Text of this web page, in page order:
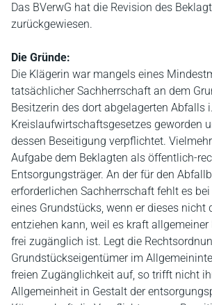
Das BVerwG hat die Revision des
zurückgewiesen.
Die Gründe:
Die Klägerin war mangels eines
tatsächlicher Sachherrschaft an dem
Besitzerin des dort abgelagerten Abfalls
Kreislaufwirtschaftsgesetzes geworden
dessen Beseitigung verpflichtet.
Aufgabe dem Beklagten als öffentlich-
Entsorgungsträger. An der für den
erforderlichen Sachherrschaft fehlt es
eines Grundstücks, wenn er dieses nicht
entziehen kann, weil es kraft
frei zugänglich ist. Legt die
Grundstückseigentümer im
freien Zugänglichkeit auf, so trifft nicht
Allgemeinheit in Gestalt der